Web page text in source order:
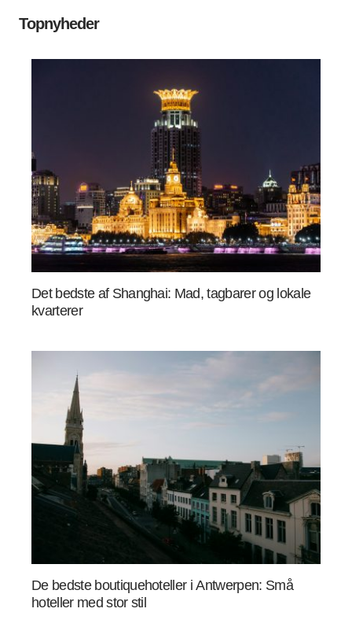
Topnyheder
Det bedste af Shanghai: Mad, tagbarer og lokale
kvarterer
De bedste boutiquehoteller i Antwerpen: Små
hoteller med stor stil